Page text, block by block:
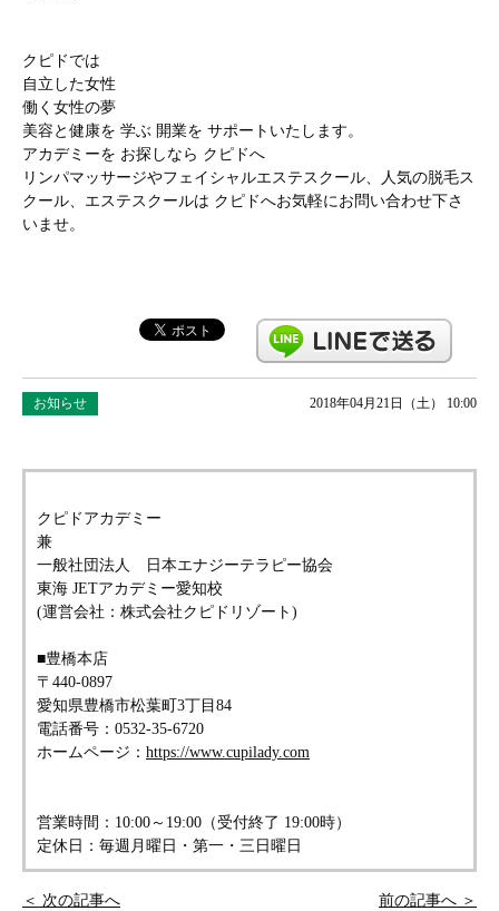
クピドでは
自立した女性
働く女性の夢
美容と健康を 学ぶ 開業を サポートいたします。
アカデミーを お探しなら クピドへ
リンパマッサージやフェイシャルエステスクール、人気の脱毛ス
クール、エステスクールは クピドへお気軽にお問い合わせ下さ
いませ。
お知らせ 2018年04月21日（土） 10:00
クピドアカデミー
兼
一般社団法人 日本エナジーテラピー協会
東海 JETアカデミー愛知校
(運営会社：株式会社クピドリゾート)
■豊橋本店
〒440-0897
愛知県豊橋市松葉町3丁目84
電話番号：0532-35-6720
ホームページ： https://www.cupilady.com
営業時間：10:00～19:00（受付終了 19:00時）
定休日：毎週月曜日・第一・三日曜日
＜ 次の記事へ 前の記事へ ＞